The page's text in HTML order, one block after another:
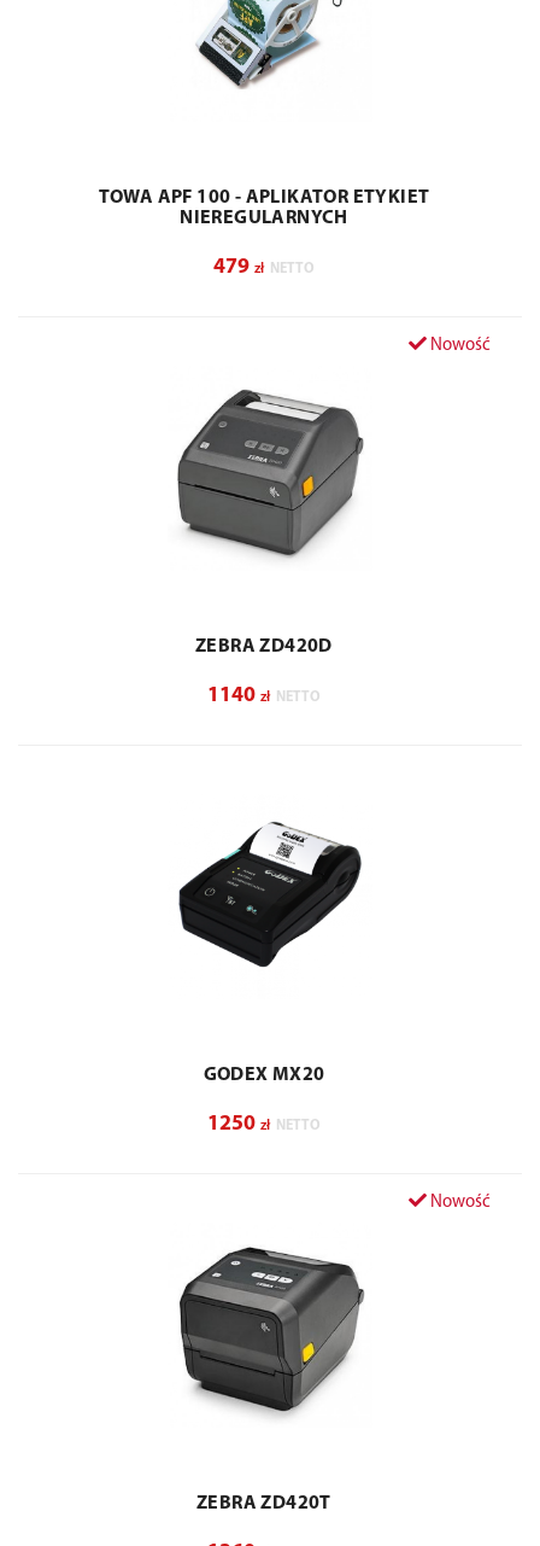
TOWA APF 100 - APLIKATOR ETYKIET
NIEREGULARNYCH
479 zł NETTO
Nowość
ZEBRA ZD420D
1140 zł NETTO
GODEX MX20
1250 zł NETTO
Nowość
ZEBRA ZD420T